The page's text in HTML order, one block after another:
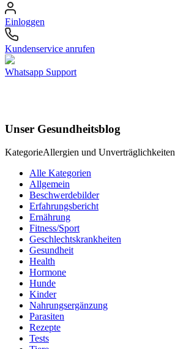
Einloggen
Kundenservice anrufen
Whatsapp Support
Unser Gesundheitsblog
KategorieAllergien und Unverträglichkeiten
Alle Kategorien
Allgemein
Beschwerdebilder
Erfahrungsbericht
Ernährung
Fitness/Sport
Geschlechtskrankheiten
Gesundheit
Health
Hormone
Hunde
Kinder
Nahrungsergänzung
Parasiten
Rezepte
Tests